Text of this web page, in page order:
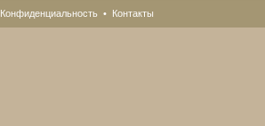
Конфиденциальность • Контакты